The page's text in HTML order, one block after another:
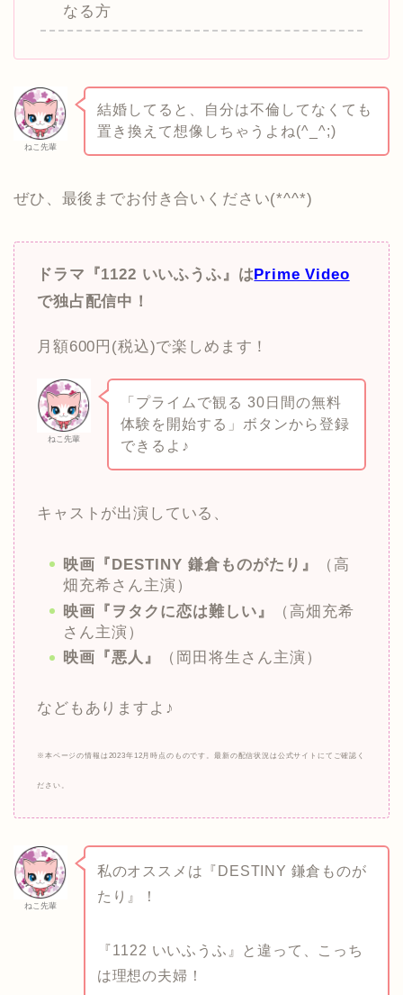
なる方
ねこ先輩
結婚してると、自分は不倫してなくても
置き換えて想像しちゃうよね(^_^;)
ぜひ、最後までお付き合いください(*^^*)
ドラマ『1122 いいふうふ』はPrime Video
で独占配信中！
月額600円(税込)で楽しめます！
ねこ先輩
「プライムで観る 30日間の無料
体験を開始する」ボタンから登録
できるよ♪
キャストが出演している、
映画『DESTINY 鎌倉ものがたり』
（高
畑充希さん主演）
映画『ヲタクに恋は難しい』
（高畑充希
さん主演）
映画『悪人』
（岡田将生さん主演）
などもありますよ♪
※本ページの情報は2023年12月時点のものです。最新の配信状況は公式サイトにてご確認く
ださい。
ねこ先輩
私のオススメは『DESTINY 鎌倉ものが
たり』！
『1122 いいふうふ』と違って、こっち
は理想の夫婦！